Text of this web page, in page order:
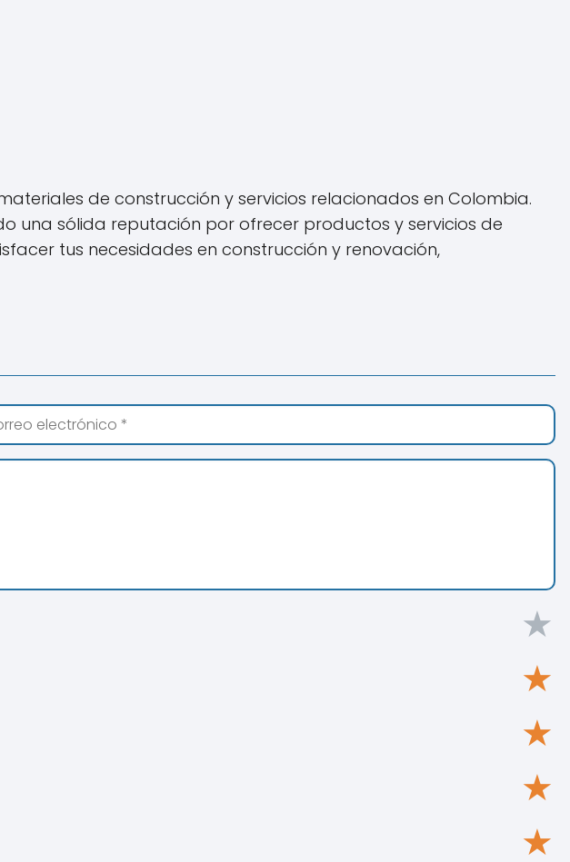
materiales de construcción y servicios relacionados en Colombia.
una sólida reputación por ofrecer productos y servicios de
tus necesidades en construcción y renovación,
★
★
★
★
★